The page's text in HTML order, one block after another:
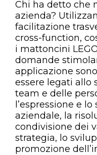
Chi ha detto che
azienda?
facilitazione
cross-function,
i mattoncini
domande
applicazione
essere legati allo
team e delle
l’espressione e
aziendale, la
condivisione dei
strategia, lo
promozione